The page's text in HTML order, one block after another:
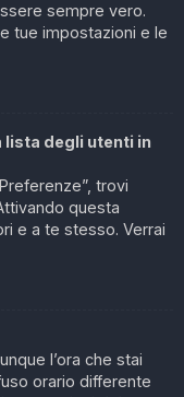
sempre vero.
tue impostazioni e le
lista degli utenti in
trovi
questa
e a te stesso. Verrai
l’ora che stai
orario differente